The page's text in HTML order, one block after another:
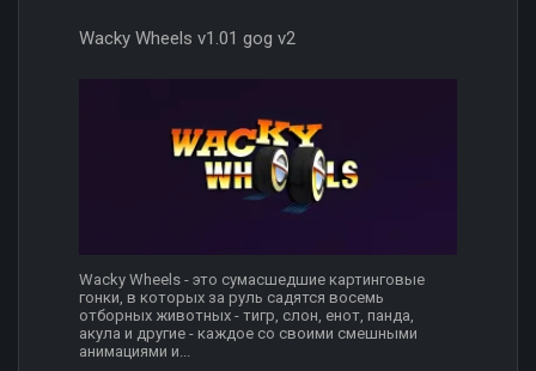
Wacky Wheels v1.01 gog v2
Wacky Wheels - это сумасшедшие картинговые
гонки, в которых за руль садятся восемь
отборных животных - тигр, слон, енот, панда,
акула и другие - каждое со своими смешными
анимациями и...